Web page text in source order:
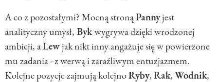
A co z pozostałymi? Mocną stronąPannyjest
analityczny umysł, Bykwygrywa dzięki wrodzonej
ambicji, aLewjak nikt inny angażuje się w powierzone
mu zadania - z werwą i zaraźliwym entuzjazmem.
Kolejne pozycje zajmują kolejnoRyby,Rak,Wodnik,